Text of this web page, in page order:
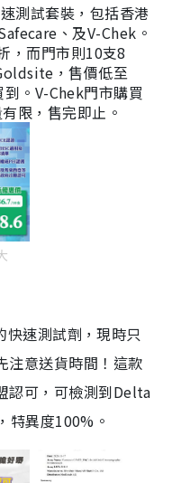
測試套裝，包括香港
、及V-Chek。
，而門市則10支8
，售價低至
。V-Chek門市購買
限，售完即止。
速測試劑，現時只
注意送貨時間！這款
認可，可檢測到Delta
特異度100%。